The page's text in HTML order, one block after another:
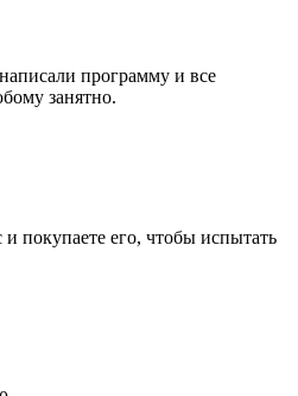
программу и все
занятно.
покупаете его, чтобы испытать